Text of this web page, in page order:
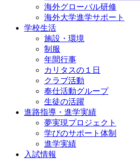
海外グローバル研修
海外大学進学サポート
学校生活
施設・環境
制服
年間行事
カリタスの１日
クラブ活動
奉仕活動グループ
生徒の活躍
進路指導・進学実績
夢実現プロジェクト
学びのサポート体制
進学実績
入試情報